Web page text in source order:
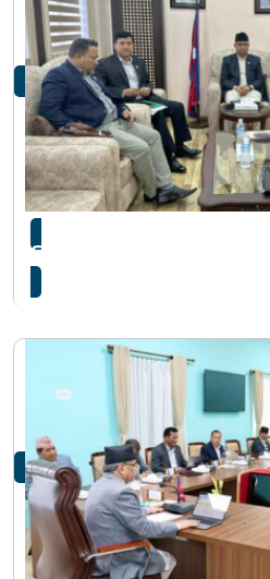
सिंहदरबारमा सहकारी प्रकरण